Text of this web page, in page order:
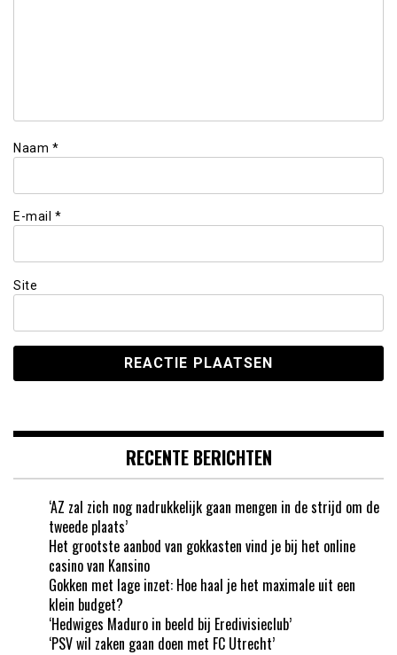
Naam *
E-mail *
Site
RECENTE BERICHTEN
‘AZ zal zich nog nadrukkelijk gaan mengen in de strijd om de
tweede plaats’
Het grootste aanbod van gokkasten vind je bij het online
casino van Kansino
Gokken met lage inzet: Hoe haal je het maximale uit een
klein budget?
‘Hedwiges Maduro in beeld bij Eredivisieclub’
‘PSV wil zaken gaan doen met FC Utrecht’